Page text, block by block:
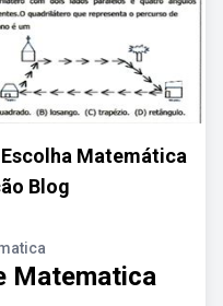
Matemática
Blog
Matematica